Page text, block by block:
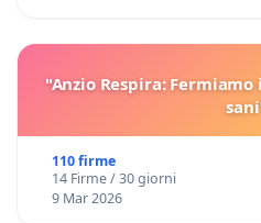
"Anzio Respira:
110 firme
14 Firme / 30 giorni
9 Mar 2026